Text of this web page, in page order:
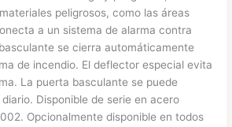
peligrosos, como las áreas
a un sistema de alarma contra
se cierra automáticamente
de incendio. El deflector especial evita
La puerta basculante se puede
Disponible de serie en acero
Opcionalmente disponible en todos